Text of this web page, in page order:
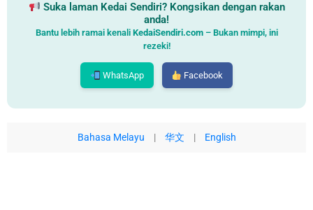
Suka laman Kedai Sendiri? Kongsikan dengan rakan
anda!
Bantu lebih ramai kenali KedaiSendiri.com– Bukan mimpi, ini
rezeki!
WhatsApp Facebook
Bahasa Melayu | 华文 | English